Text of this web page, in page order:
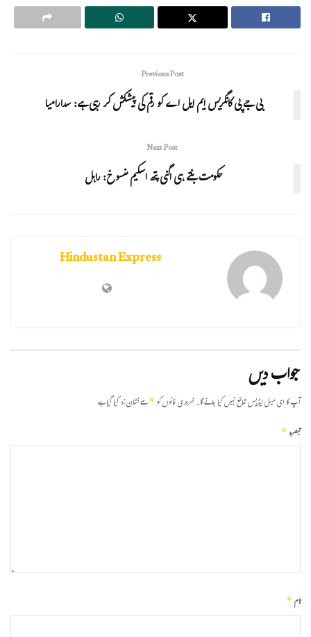
Previous Post
بی جے پی کانگریس ایم ایل اے کو رقم کی پیشکش کر رہی ہے: سدارامیا
Next Post
حکومت بنتے ہی اگنی پتھ اسکیم منسوخ: راہل
Hindustan Express
جواب دیں
آپ کا ای میل ایڈریس شائع نہیں کیا جائے گا۔ضروری خانوں کو*سے نشان زد کیا گیا ہے
تبصرہ*
نام*